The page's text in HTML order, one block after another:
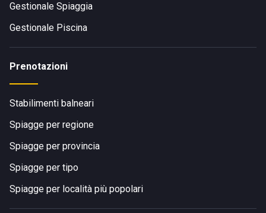
Gestionale Spiaggia
Gestionale Piscina
Prenotazioni
Stabilimenti balneari
Spiagge per regione
Spiagge per provincia
Spiagge per tipo
Spiagge per località più popolari